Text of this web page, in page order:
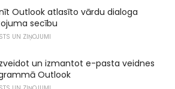
Outlook atlasīto vārdu dialoga
secību
UN ZIŅOJUMI
un izmantot e-pasta veidnes
Outlook